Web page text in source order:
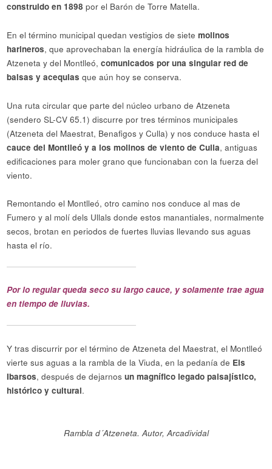
construido en 1898 por el Barón de Torre Matella.
En el término municipal quedan vestigios de sietemolinos
harineros, que aprovechaban la energía hidráulica de la rambla de
Atzeneta y del Montlleó,comunicados por una singular red de
balsas y acequias que aún hoy se conserva.
Una ruta circular que parte del núcleo urbano de Atzeneta
(sendero SL-CV 65.1) discurre por tres términos municipales
(Atzeneta del Maestrat, Benafigos y Culla) y nos conduce hasta el
cauce del Montlleó y a los molinos de viento de Culla, antiguas
edificaciones para moler grano que funcionaban con la fuerza del
viento.
Remontando el Montlleó, otro camino nos conduce al mas de
Fumero y al molí dels Ullals donde estos manantiales, normalmente
secos, brotan en periodos de fuertes lluvias llevando sus aguas
hasta el río.
Por lo regular queda seco su largo cauce, y solamente trae agua
en tiempo de lluvias.
Y tras discurrir por el término de Atzeneta del Maestrat, el Montlleó
vierte sus aguas a la rambla de la Viuda, en la pedanía de Els
Ibarsos, después de dejarnosun magnífico legado paisajístico,
histórico y cultural.
Rambla d´Atzeneta. Autor, Arcadividal